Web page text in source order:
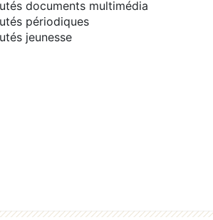
documents multimédia
périodiques
jeunesse